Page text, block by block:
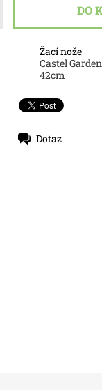
Žací nože
Castel Garden
42cm
Dotaz